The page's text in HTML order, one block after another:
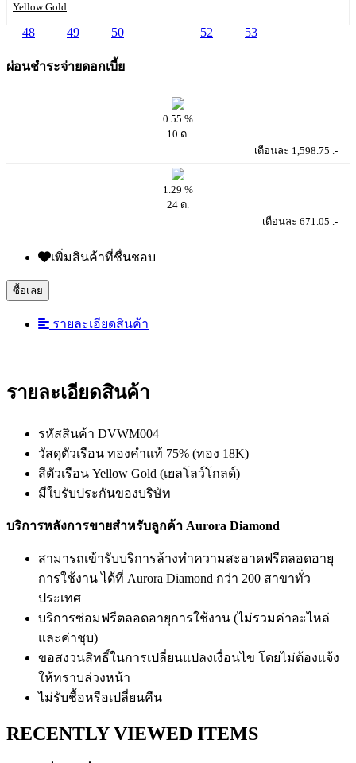
Yellow Gold
48 49 50 52 53
ผ่อนชำระจ่ายดอกเบี้ย
0.55 %
10 ด.
เดือนละ 1,598.75 .-
1.29 %
24 ด.
เดือนละ 671.05 .-
เพิ่มสินค้าที่ชื่นชอบ
ซื้อเลย
รายละเอียดสินค้า
รายละเอียดสินค้า
รหัสสินค้า DVWM004
วัสดุตัวเรือน ทองคำแท้ 75% (ทอง 18K)
สีตัวเรือน Yellow Gold (เยลโลว์โกลด์)
มีใบรับประกันของบริษัท
บริการหลังการขายสำหรับลูกค้า Aurora Diamond
สามารถเข้ารับบริการล้างทำความสะอาดฟรีตลอดอายุ
การใช้งาน ได้ที่ Aurora Diamond กว่า 200 สาขาทั่ว
ประเทศ
บริการซ่อมฟรีตลอดอายุการใช้งาน (ไม่รวมค่าอะไหล่
และค่าชุบ)
ขอสงวนสิทธิ์ในการเปลี่ยนแปลงเงื่อนไข โดยไม่ต้องแจ้ง
ให้ทราบล่วงหน้า
ไม่รับชื้อหรือเปลี่ยนคืน
RECENTLY VIEWED ITEMS